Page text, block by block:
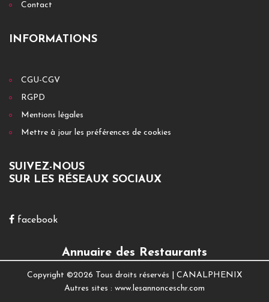
Contact
INFORMATIONS
CGU-CGV
RGPD
Mentions légales
Mettre à jour les préférences de cookies
SUIVEZ-NOUS
SUR LES RÉSEAUX SOCIAUX
facebook
Annuaire des Restaurants
Copyright ©2026 Tous droits réservés | CANALPHENIX
Autres sites : www.lesannonceschr.com